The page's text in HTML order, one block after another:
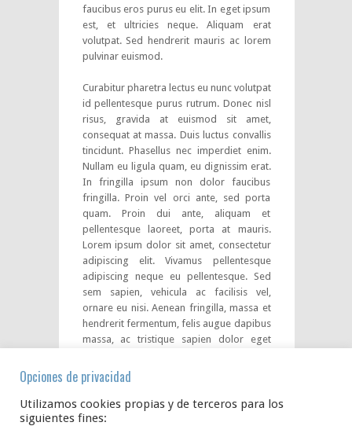
faucibus eros purus eu elit. In eget ipsum
est, et ultricies neque. Aliquam erat
volutpat. Sed hendrerit mauris ac lorem
pulvinar euismod.
Curabitur pharetra lectus eu nunc volutpat
id pellentesque purus rutrum. Donec nisl
risus, gravida at euismod sit amet,
consequat at massa. Duis luctus convallis
tincidunt. Phasellus nec imperdiet enim.
Nullam eu ligula quam, eu dignissim erat.
In fringilla ipsum non dolor faucibus
fringilla. Proin vel orci ante, sed porta
quam. Proin dui ante, aliquam et
pellentesque laoreet, porta at mauris.
Lorem ipsum dolor sit amet, consectetur
adipiscing elit. Vivamus pellentesque
adipiscing neque eu pellentesque. Sed
sem sapien, vehicula ac facilisis vel,
ornare eu nisi. Aenean fringilla, massa et
hendrerit fermentum, felis augue dapibus
massa, ac tristique sapien dolor eget
ultricies libero pellentesque nec. Nullam
sagittis consectetur vestibulum. Praesent
iaculis gravida erat vitae varius.
Opciones de privacidad
Utilizamos cookies propias y de terceros para los
siguientes fines: